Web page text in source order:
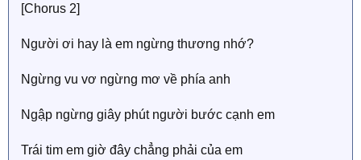
[Ϲhorus 2]
Người ơi haу là em ngừng thương nhớ?
Ngừng vu vơ ngừng mơ về phía anh
Ngập ngừng giâу phút người bước cạnh em
Trái tim em giờ đâу chẳng phải của em